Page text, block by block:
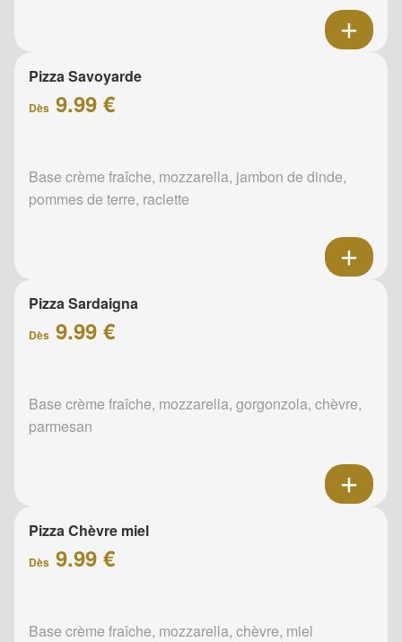
Pizza Savoyarde
Dès 9.99 €
Base crème fraîche, mozzarella, jambon de dinde,
pommes de terre, raclette
Pizza Sardaigna
Dès 9.99 €
Base crème fraîche, mozzarella, gorgonzola, chèvre,
parmesan
Pizza Chèvre miel
Dès 9.99 €
Base crème fraîche, mozzarella, chèvre, miel